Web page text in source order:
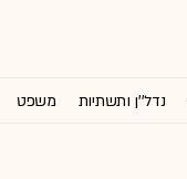
נדל''ן ותשתיות משפט